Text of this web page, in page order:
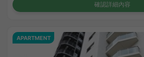
確認詳細內容
APARTMENT